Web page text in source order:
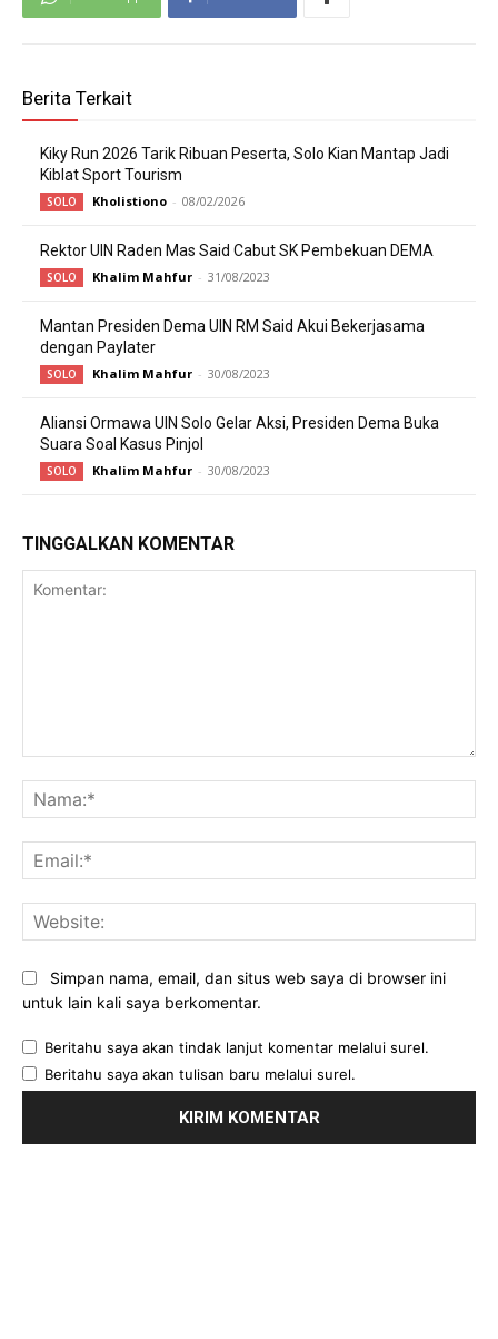
Berita Terkait
Kiky Run 2026 Tarik Ribuan Peserta, Solo Kian Mantap Jadi
Kiblat Sport Tourism
SOLO Kholistiono - 08/02/2026
Rektor UIN Raden Mas Said Cabut SK Pembekuan DEMA
SOLO Khalim Mahfur - 31/08/2023
Mantan Presiden Dema UIN RM Said Akui Bekerjasama
dengan Paylater
SOLO Khalim Mahfur - 30/08/2023
Aliansi Ormawa UIN Solo Gelar Aksi, Presiden Dema Buka
Suara Soal Kasus Pinjol
SOLO Khalim Mahfur - 30/08/2023
TINGGALKAN KOMENTAR
Simpan nama, email, dan situs web saya di browser ini
untuk lain kali saya berkomentar.
Beritahu saya akan tindak lanjut komentar melalui surel.
Beritahu saya akan tulisan baru melalui surel.